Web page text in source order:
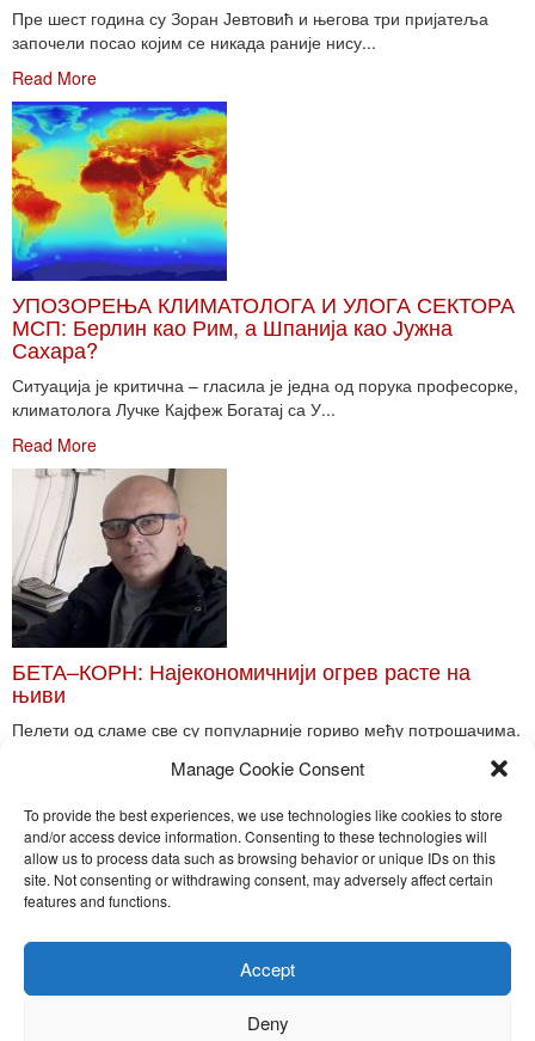
Manage Cookie Consent
To provide the best experiences, we use technologies like cookies to store
and/or access device information. Consenting to these technologies will
allow us to process data such as browsing behavior or unique IDs on this
site. Not consenting or withdrawing consent, may adversely affect certain
features and functions.
Accept
Deny
Пре шест година су Зоран Јевтовић и његова три пријатеља
започели посао којим се никада раније нису...
Read More
УПОЗОРЕЊА КЛИМАТОЛОГА И УЛОГА СЕКТОРА
МСП: Берлин као Рим, а Шпанија као Јужна
Сахара?
Ситуација је критична – гласила је једна од порука професорке,
климатолога Лучке Кајфеж Богатај са У...
Read More
БЕТА–КОРН: Најекономичнији огрев расте на
њиви
Пелети од сламе све су популарније гориво међу потрошачима.
Toggle
Nira Press d.o.o.
Sadržaj ovog sajta je zakonom zaštićena intelektualna svojina
kopiranje, objavljivanje celine ili delova bilo kog proizvoda NiraPress